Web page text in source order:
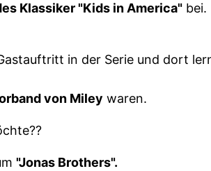
Klassiker "Kids in America" bei.
in der Serie und dort
von Miley waren.
"Jonas Brothers".